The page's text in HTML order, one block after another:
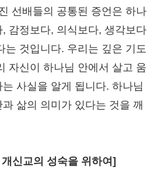
선배들의 공통된 증언은 하나
감정보다, 의식보다, 생각보다
는 것입니다. 우리는 깊은 기도
자신이 하나님 안에서 살고 움
사실을 알게 됩니다. 하나님
삶의 의미가 있다는 것을 깨
신교의 성숙을 위하여]